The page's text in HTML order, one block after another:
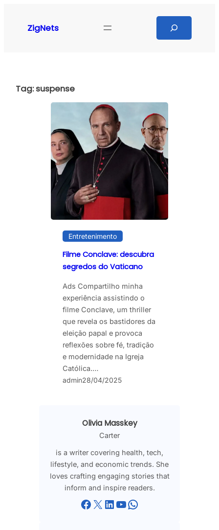
ZigNets
Tag:suspense
Entretenimento
Filme Conclave: descubra
segredos do Vaticano
Ads Compartilho minha
experiência assistindo o
filme Conclave, um thriller
que revela os bastidores da
eleição papal e provoca
reflexões sobre fé, tradição
e modernidade na Igreja
Católica.…
admin28/04/2025
Olivia Masskey
Carter
is a writer covering health, tech,
lifestyle, and economic trends. She
loves crafting engaging stories that
inform and inspire readers.
Facebook X LinkedIn YouTube WhatsApp